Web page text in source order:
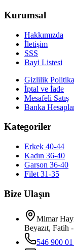
Kurumsal
Hakkımızda
İletişim
SSS
Bayi Listesi
Gizlilik
İptal ve İade
Mesafeli Satış
Banka
Kategoriler
Erkek 40-44
Kadın 36-40
Garson 36-40
Filet 31-35
Bize Ulaşın
Mimar
Beyazıt,
546 900